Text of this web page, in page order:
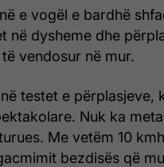
e vogël e bardhë
në dysheme dhe
vendosur në mur.
testet e përplasjeve,
Nuk ka
Me vetëm 10
bezdisës që